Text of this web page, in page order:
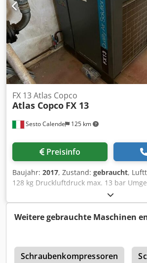
Sesto Calende 125 km
FX 13 Atlas Copco
Atlas Copco FX 13
Preisinfo
Baujahr: 2017, Zustand: gebraucht,
128 kg Druckluftdruck max. 13 bar
max. 46 °C Dcedpfx Acow Da Enobok
Weitere gebrauchte Maschinen
Schraubenkompressoren